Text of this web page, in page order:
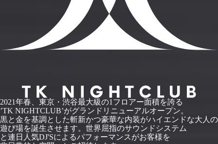
2021年春、東京・渋谷最大級の1フロアー面積を誇る
’TK NIGHTCLUB’がグランドリニューアルオープン。
黒と金を基調とした斬新かつ豪華な内装がハイエンドな大人の
遊び場を誕生させます。世界屈指のサウンドシステム
と連日人気DJ'Sによるパフォーマンスがお客様を